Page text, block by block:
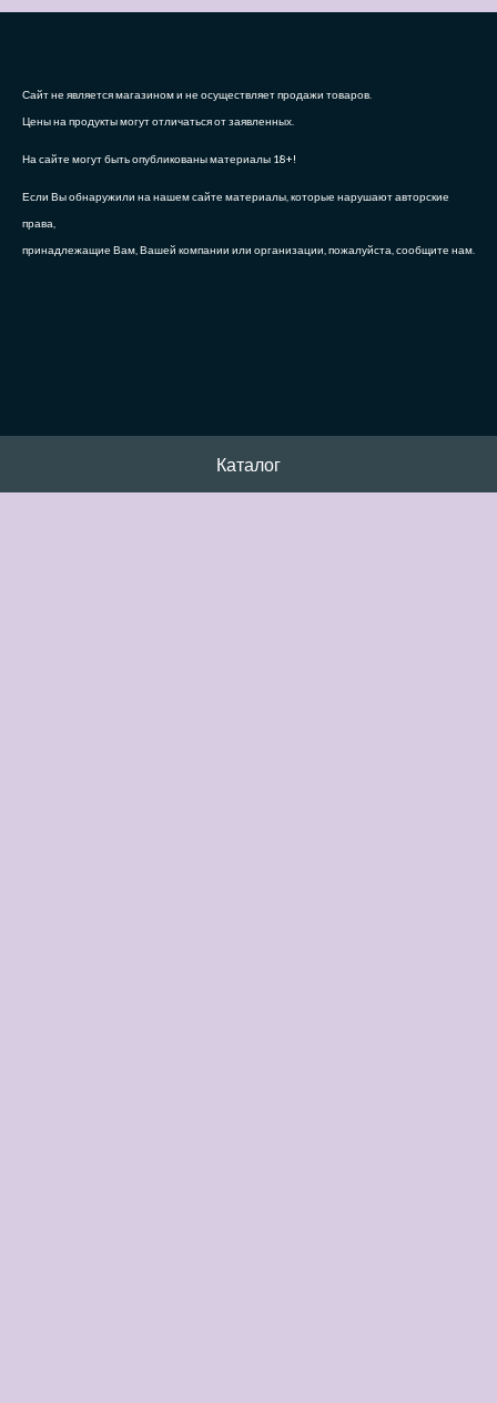
Сайт не является магазином и не осуществляет продажи товаров.
Цены на продукты могут отличаться от заявленных.
На сайте могут быть опубликованы материалы 18+!
Если Вы обнаружили на нашем сайте материалы, которые нарушают авторские
права,
принадлежащие Вам, Вашей компании или организации, пожалуйста, сообщите нам.
Каталог